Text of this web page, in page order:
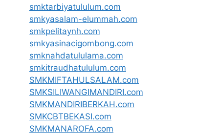
smktarbiyatululum.com
smkyasalam-elummah.com
smkpelitaynh.com
smkyasinacigombong.com
smknahdatululama.com
smkitraudhatululum.com
SMKMIFTAHULSALAM.com
SMKSILIWANGIMANDIRI.com
SMKMANDIRIBERKAH.com
SMKCBTBEKASI.com
SMKMANAROFA.com